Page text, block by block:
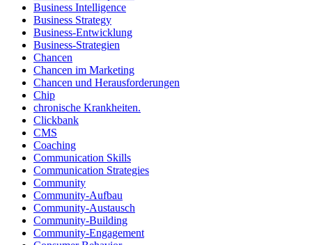
Business Intelligence
Business Strategy
Business-Entwicklung
Business-Strategien
Chancen
Chancen im Marketing
Chancen und Herausforderungen
Chip
chronische Krankheiten.
Clickbank
CMS
Coaching
Communication Skills
Communication Strategies
Community
Community-Aufbau
Community-Austausch
Community-Building
Community-Engagement